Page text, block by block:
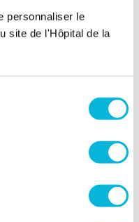
personnaliser le
site de l'Hôpital de la